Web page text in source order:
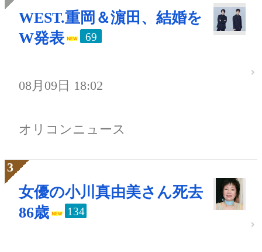
WEST.重岡＆濵田、結婚を
W発表
69
08月09日 18:02
オリコンニュース
女優の小川真由美さん死去
86歳
134